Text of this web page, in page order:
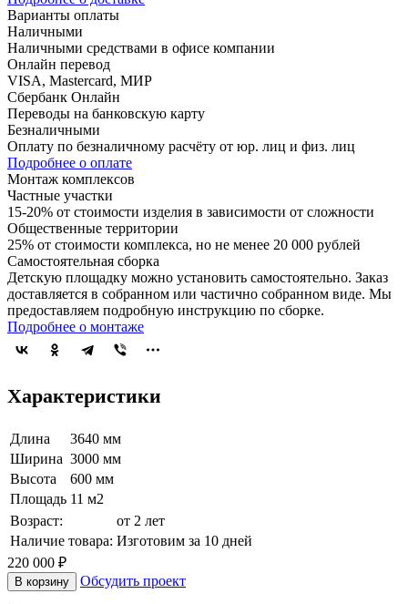
Варианты оплаты
Наличными
Наличными средствами в офисе компании
Онлайн перевод
VISA, Mastercard, МИР
Сбербанк Онлайн
Переводы на банковскую карту
Безналичными
Оплату по безналичному расчёту от юр. лиц и физ. лиц
Подробнее о оплате
Монтаж комплексов
Частные участки
15-20% от стоимости изделия в зависимости от сложности
Общественные территории
25% от стоимости комплекса, но не менее 20 000 рублей
Самостоятельная сборка
Детскую площадку можно установить самостоятельно. Заказ
доставляется в собранном или частично собранном виде. Мы
предоставляем подробную инструкцию по сборке.
Подробнее о монтаже
Характеристики
Длина
3640 мм
Ширина 3000 мм
Высота
600 мм
Площадь 11 м2
Возраст:
от 2 лет
Наличие товара: Изготовим за 10 дней
220 000 ₽
В корзину Обсудить проект